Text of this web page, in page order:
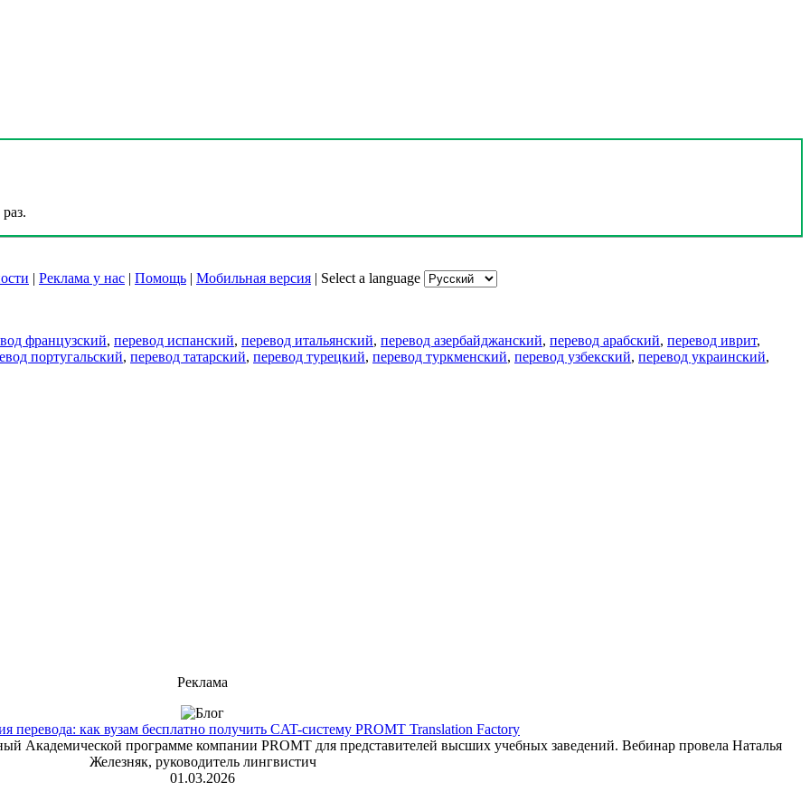
| Реклама у нас | Помощь | Мобильная версия | Select a language
французский, перевод испанский, перевод итальянский, перевод азербайджанский, перевод арабский, перевод иврит,
португальский, перевод татарский, перевод турецкий, перевод туркменский, перевод узбекский, перевод украинский,
Реклама
перевода: как вузам бесплатно получить CAT-систему PROMT Translation Factory
Академической программе компании PROMT для представителей высших учебных заведений. Вебинар провела Наталья
Железняк, руководитель лингвистич
01.03.2026